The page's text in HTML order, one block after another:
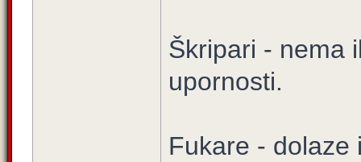
Škripari - nema
upornosti.
Fukare - dolaze